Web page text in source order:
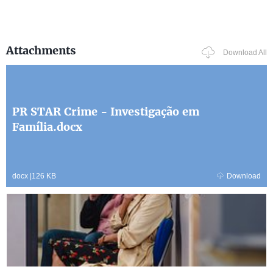
Attachments Download All
PR STAR Crime - Investigação em
Família.docx
docx |126 KB Download